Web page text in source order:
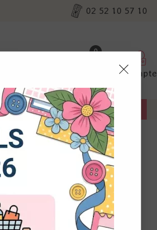
02 52 10 57 10
0
Compte
BONNES AFFAIRES
nettoyage tampons
avis !
nos
non
Vous
à droite